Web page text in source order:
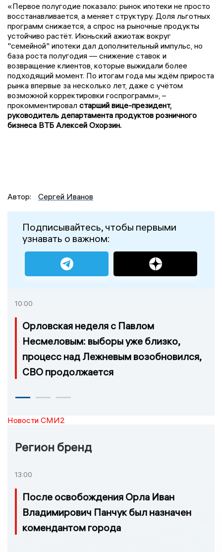
«Первое полугодие показало: рынок ипотеки не просто
восстанавливается, а меняет структуру. Доля льготных
программ снижается, а спрос на рыночные продукты
устойчиво растёт. Июньский ажиотаж вокруг
"семейной" ипотеки дал дополнительный импульс, но
база роста полугодия — снижение ставок и
возвращение клиентов, которые выжидали более
подходящий момент. По итогам года мы ждём прироста
рынка впервые за несколько лет, даже с учётом
возможной корректировки госпрограмм», –
прокомментировал старший вице-президент,
руководитель департамента продуктов розничного
бизнеса ВТБ Алексей Охорзин.
Автор: Сергей Иванов
Подписывайтесь, чтобы первыми
узнавать о важном:
10:00
Орловская неделя с Павлом
Несмеловым: выборы уже близко,
процесс над Лежневым возобновился,
СВО продолжается
Новости СМИ2
Регион бренд
13:00
После освобождения Орла Иван
Владимирович Панчук был назначен
комендантом города